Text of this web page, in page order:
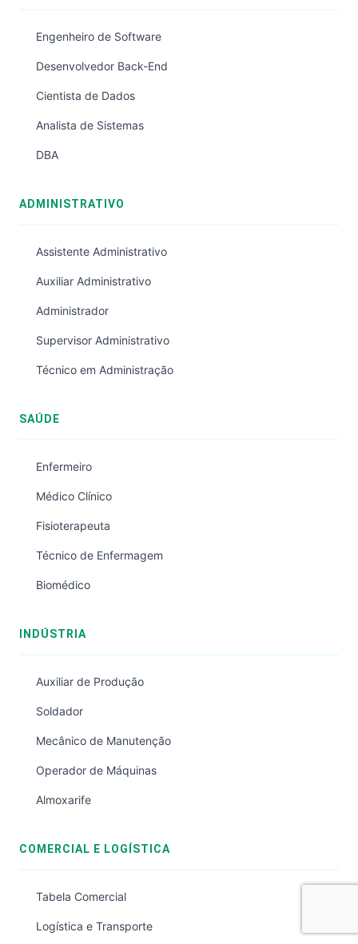
Engenheiro de Software
Desenvolvedor Back-End
Cientista de Dados
Analista de Sistemas
DBA
ADMINISTRATIVO
Assistente Administrativo
Auxiliar Administrativo
Administrador
Supervisor Administrativo
Técnico em Administração
SAÚDE
Enfermeiro
Médico Clínico
Fisioterapeuta
Técnico de Enfermagem
Biomédico
INDÚSTRIA
Auxiliar de Produção
Soldador
Mecânico de Manutenção
Operador de Máquinas
Almoxarife
COMERCIAL E LOGÍSTICA
Tabela Comercial
Logística e Transporte